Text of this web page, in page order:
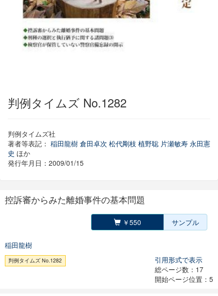
判例タイムズ No.1282
判例タイムズ社
著者等表記： 稲田龍樹 倉田卓次 松代剛枝 植野聡 片瀬敏寿 永田憲
史 ほか
発行年月日：2009/01/15
控訴審からみた離婚事件の基本問題
￥550 サンプル
稲田龍樹
判例タイムズ No.1282
引用形式で表示
総ページ数：17
開始ページ位置：5